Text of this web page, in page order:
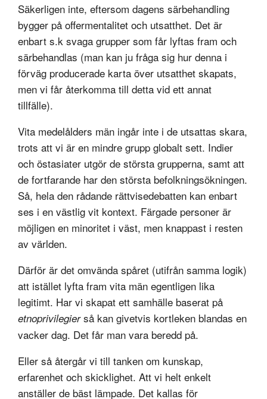
Säkerligen inte, eftersom dagens särbehandling
bygger på offermentalitet och utsatthet. Det är
enbart s.k svaga grupper som får lyftas fram och
särbehandlas (man kan ju fråga sig hur denna i
förväg producerade karta över utsatthet skapats,
men vi får återkomma till detta vid ett annat
tillfälle).
Vita medelålders män ingår inte i de utsattas skara,
trots att vi är en mindre grupp globalt sett. Indier
och östasiater utgör de största grupperna, samt att
de fortfarande har den största befolkningsökningen.
Så, hela den rådande rättvisedebatten kan enbart
ses i en västlig vit kontext. Färgade personer är
möjligen en minoritet i väst, men knappast i resten
av världen.
Därför är det omvända spåret (utifrån samma logik)
att istället lyfta fram vita män egentligen lika
legitimt. Har vi skapat ett samhälle baserat på
etnoprivilegierså kan givetvis kortleken blandas en
vacker dag. Det får man vara beredd på.
Eller så återgår vi till tanken om kunskap,
erfarenhet och skicklighet. Att vi helt enkelt
anställer de bäst lämpade. Det kallas för